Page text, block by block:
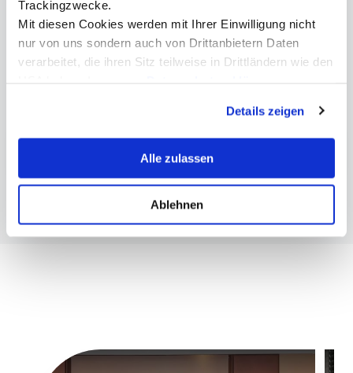
Trackingzwecke.
Mit diesen Cookies werden mit Ihrer Einwilligung nicht
nur von uns sondern auch von Drittanbietern Daten
verarbeitet, die ihren Sitz teilweise in Drittländern wie den
erklären Ihnen genau, was eine Datenübermittlung in die
USA bedeuten kann.
Details zeigen
Alle zulassen
Ablehnen